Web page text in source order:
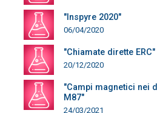
"Inspyre 2020"
06/04/2020
"Chiamate dirette ERC"
20/12/2020
"Campi magnetici nei
M87"
24/03/2021